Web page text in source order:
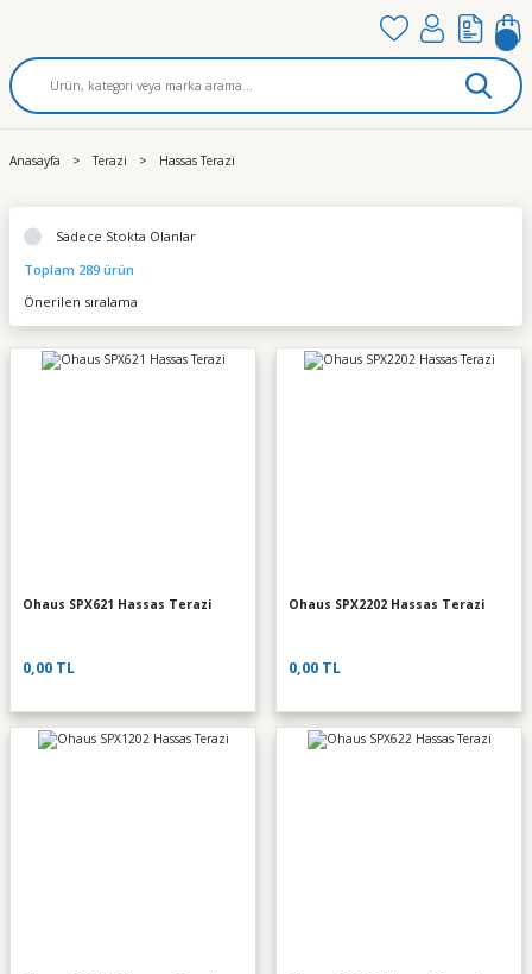
Anasayfa Terazi Hassas Terazi
Sadece Stokta Olanlar
Toplam 289 ürün
Ohaus SPX621 Hassas Terazi
0,00 TL
Ohaus SPX2202 Hassas Terazi
0,00 TL